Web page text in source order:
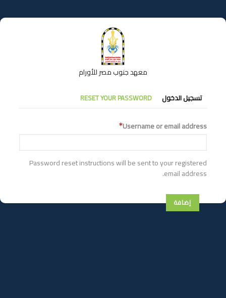
إلى
المحتوى
معهد جنوب مصر للأورام
التبويبات
الأساسية
تسجيل الدخول RESET YOUR PASSWORD
Username or email address
Password reset instructions will be sent to your registered
email address.